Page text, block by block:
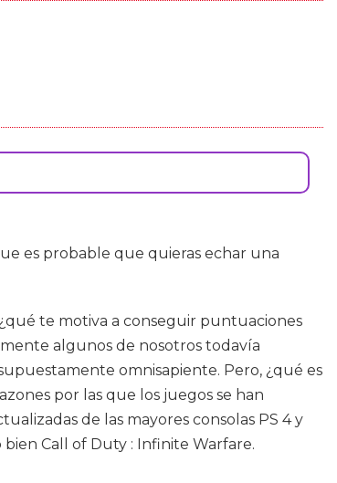
es probable que quieras echar una
te motiva a conseguir puntuaciones
algunos de nosotros todavía
omnisapiente. Pero, ¿qué es
por las que los juegos se han
de las mayores consolas PS 4 y
Call of Duty : Infinite Warfare.